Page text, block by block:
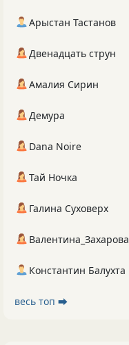
Арыстан Тастанов
Двенадцать струн
Амалия Сирин
Демура
Dana Noire
Тай Ночка
Галина Суховерх
Валентина_Захарова
Константин Балухта
весь топ ⮕